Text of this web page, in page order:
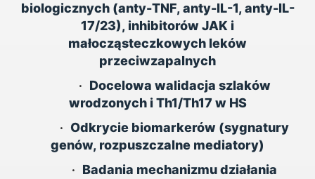
biologicznych (anty-TNF, anty-IL-1, anty-IL-
17/23), inhibitorów JAK i
małocząsteczkowych leków
przeciwzapalnych
• Docelowa walidacja szlaków
wrodzonych i Th1/Th17 w HS
• Odkrycie biomarkerów (sygnatury
genów, rozpuszczalne mediatory)
• Badania mechanizmu działania